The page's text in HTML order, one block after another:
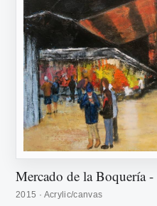
Mercado de la Boquería -
2015 · Acrylic/canvas